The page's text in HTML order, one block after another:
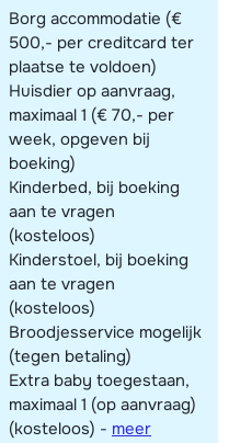
Borg accommodatie (€
500,- per creditcard ter
plaatse te voldoen)
Huisdier op aanvraag,
maximaal 1 (€ 70,- per
week, opgeven bij
boeking)
Kinderbed, bij boeking
aan te vragen
(kosteloos)
Kinderstoel, bij boeking
aan te vragen
(kosteloos)
Broodjesservice mogelijk
(tegen betaling)
Extra baby toegestaan,
maximaal 1 (op aanvraag)
(kosteloos) - meer